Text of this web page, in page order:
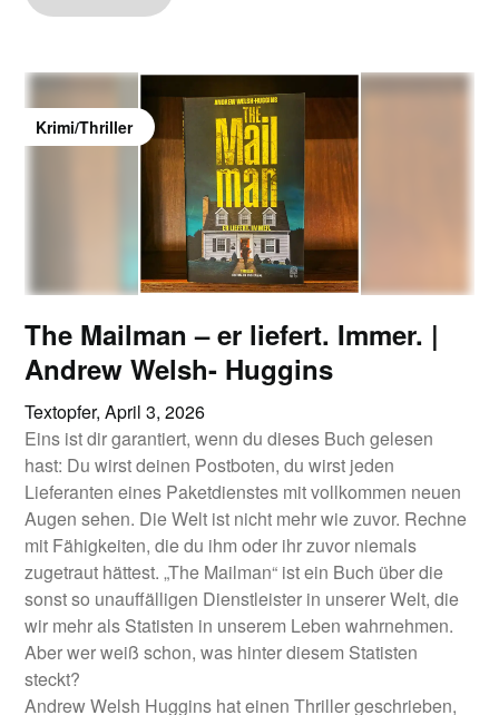
Krimi/Thriller
The Mailman – er liefert. Immer. |
Andrew Welsh- Huggins
Textopfer,April 3, 2026
Eins ist dir garantiert, wenn du dieses Buch gelesen
hast: Du wirst deinen Postboten, du wirst jeden
Lieferanten eines Paketdienstes mit vollkommen neuen
Augen sehen. Die Welt ist nicht mehr wie zuvor. Rechne
mit Fähigkeiten, die du ihm oder ihr zuvor niemals
zugetraut hättest. „The Mailman“ ist ein Buch über die
sonst so unauffälligen Dienstleister in unserer Welt, die
wir mehr als Statisten in unserem Leben wahrnehmen.
Aber wer weiß schon, was hinter diesem Statisten
steckt?
Andrew Welsh Huggins hat einen Thriller geschrieben,